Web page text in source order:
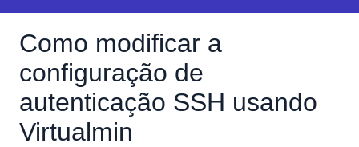
Como modificar a
configuração de
autenticação SSH usando
Virtualmin